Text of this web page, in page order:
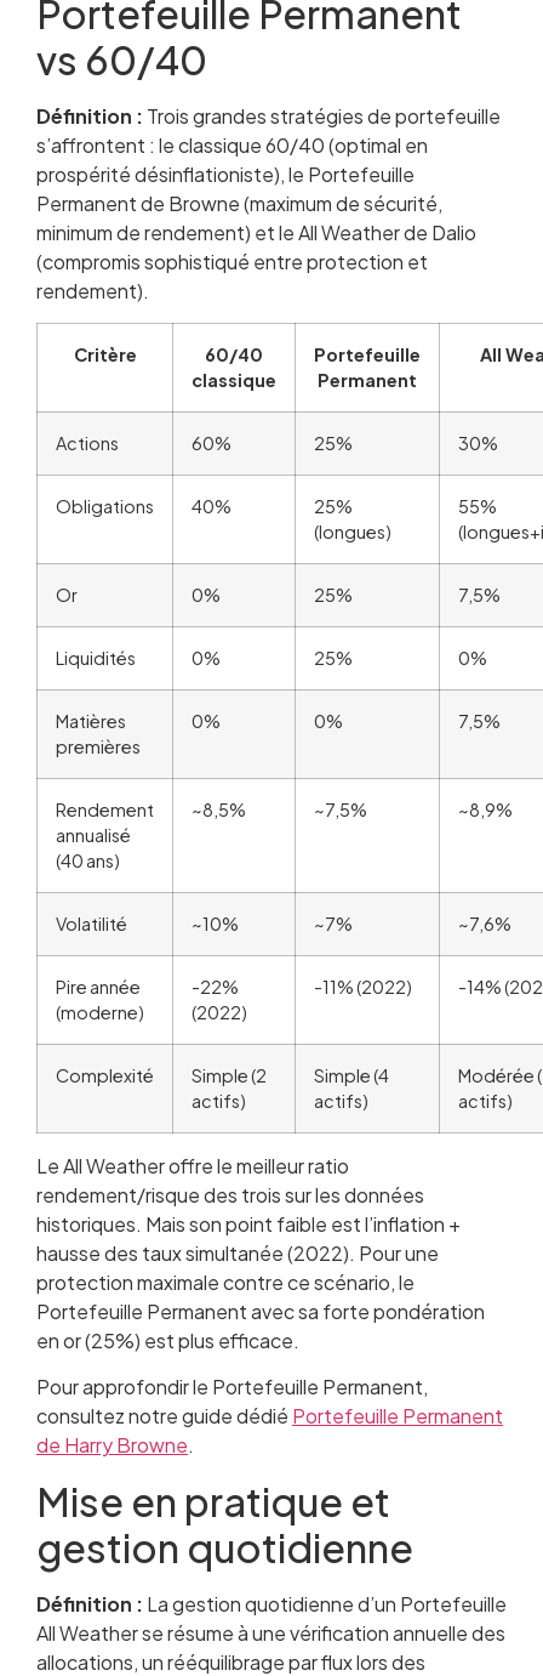
Portefeuille Permanent
vs 60/40
Définition : Trois grandes stratégies de portefeuille
s’affrontent : le classique 60/40 (optimal en
prospérité désinflationiste), le Portefeuille
Permanent de Browne (maximum de sécurité,
minimum de rendement) et le All Weather de Dalio
(compromis sophistiqué entre protection et
rendement).
Critère
60/40
classique
Portefeuille
Permanent
All
Actions 60% 25% 30%
Obligations 40%
25%
(longues)
55%
Or 0% 25% 7,5%
Liquidités 0% 25% 0%
Matières
premières
0% 0% 7,5%
Rendement
annualisé
(40 ans)
~8,5% ~7,5% ~8,9%
Volatilité ~10% ~7% ~7,6%
Pire année
(moderne)
-22%
(2022)
-11% (2022) -14%
Complexité
Simple (2
actifs)
Simple (4
actifs)
Modérée
actifs)
Le All Weather offre le meilleur ratio
rendement/risque des trois sur les données
historiques. Mais son point faible est l’inflation +
hausse des taux simultanée (2022). Pour une
protection maximale contre ce scénario, le
Portefeuille Permanent avec sa forte pondération
en or (25%) est plus efficace.
Pour approfondir le Portefeuille Permanent,
consultez notre guide dédié Portefeuille Permanent
de Harry Browne.
Mise en pratique et
gestion quotidienne
Définition : La gestion quotidienne d’un Portefeuille
All Weather se résume à une vérification annuelle des
allocations, un rééquilibrage par flux lors des